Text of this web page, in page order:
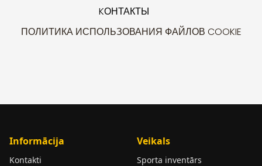
KОНТАКТЫ
ПОЛИТИКА ИСПОЛЬЗОВАНИЯ ФАЙЛОВ COOKIE
Informācija
Kontakti
Veikals
Sporta inventārs